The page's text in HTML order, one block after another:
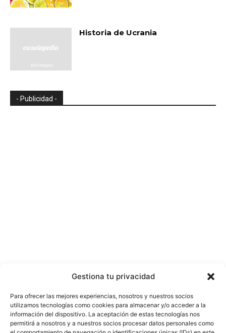
Gestiona tu privacidad
Para ofrecer las mejores experiencias, nosotros y nuestros socios
utilizamos tecnologías como cookies para almacenar y/o acceder a la
información del dispositivo. La aceptación de estas tecnologías nos
permitirá a nosotros y a nuestros socios procesar datos personales como
Historia de Ucrania
- Publicidad -